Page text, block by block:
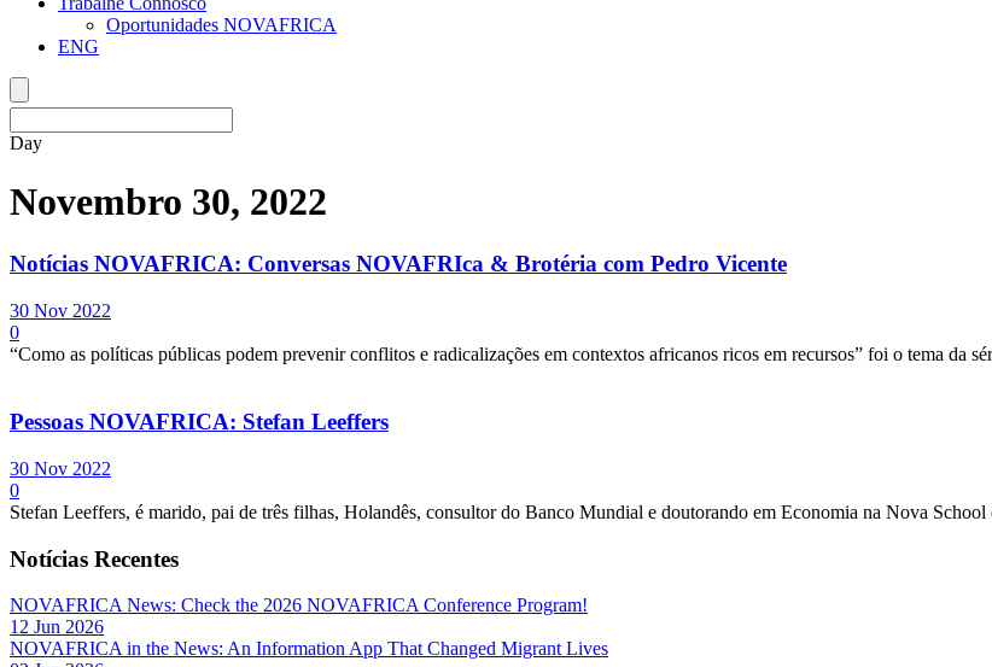
Oportunidades NOVAFRICA
ENG
Day
Novembro 30, 2022
Notícias NOVAFRICA: Conversas NOVAFRIca & Brotéria com Pedro Vicente
30 Nov 2022
0
“Como as políticas públicas podem prevenir conflitos e radicalizações em contextos africanos ricos em recursos” foi o tema da
Pessoas NOVAFRICA: Stefan Leeffers
30 Nov 2022
0
Stefan Leeffers, é marido, pai de três filhas, Holandês, consultor do Banco Mundial e doutorando em Economia na Nova
Notícias Recentes
NOVAFRICA News: Check the 2026 NOVAFRICA Conference Program!
12 Jun 2026
NOVAFRICA in the News: An Information App That Changed Migrant Lives